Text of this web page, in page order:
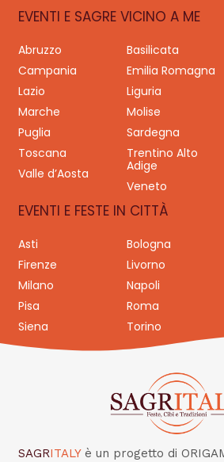
EVENTI E SAGRE VICINO A ME
Abruzzo Basilicata
Campania
Emilia Romagna
Lazio
Liguria
Marche
Molise
Puglia
Sardegna
Toscana
Trentino Alto
Adige
Valle d’Aosta
Veneto
EVENTI E FESTE IN CITTÀ
Asti Bologna
Firenze
Livorno
Milano
Napoli
Pisa
Roma
Siena
Torino
SAGRITALY è un progetto di